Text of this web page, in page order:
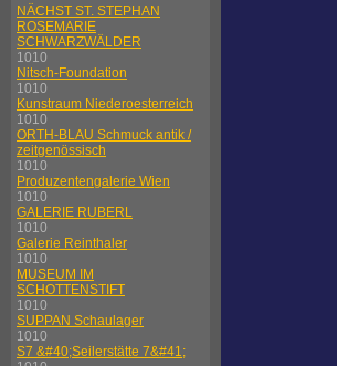
NÄCHST ST. STEPHAN
ROSEMARIE
SCHWARZWÄLDER
1010
Nitsch-Foundation
1010
Kunstraum Niederoesterreich
1010
ORTH-BLAU Schmuck antik /
zeitgenössisch
1010
Produzentengalerie Wien
1010
GALERIE RUBERL
1010
Galerie Reinthaler
1010
MUSEUM IM
SCHOTTENSTIFT
1010
SUPPAN Schaulager
1010
S7 &#40;Seilerstätte 7&#41;